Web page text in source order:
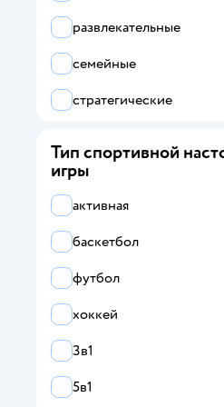
развлекательные
семейные
стратегические
экономические
Тип спортивной
игры
активная
баскетбол
футбол
хоккей
3в1
5в1